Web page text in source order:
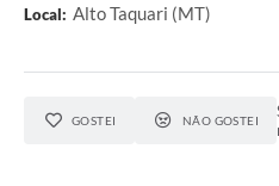
Local: Alto Taquari (MT)
GOSTEI NÃO GOSTEI